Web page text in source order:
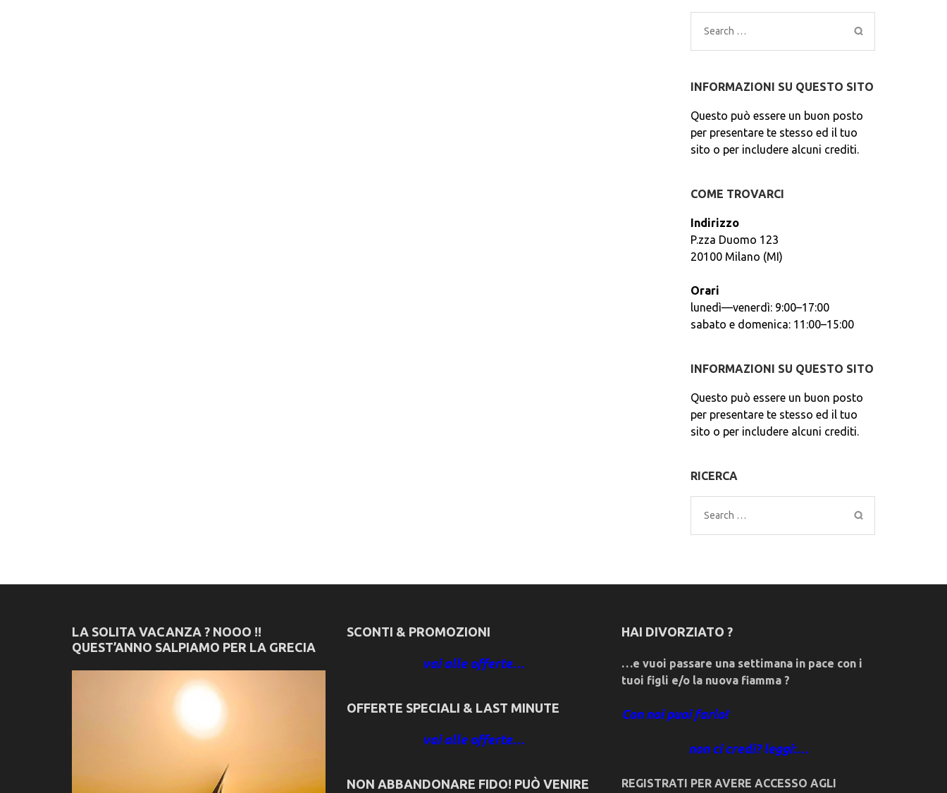
Search
for:
INFORMAZIONI SU QUESTO SITO
Questo può essere un buon posto
per presentare te stesso ed il tuo
sito o per includere alcuni crediti.
COME TROVARCI
Indirizzo
P.zza Duomo 123
20100 Milano (MI)
Orari
lunedì—venerdì: 9:00–17:00
sabato e domenica: 11:00–15:00
INFORMAZIONI SU QUESTO SITO
Questo può essere un buon posto
per presentare te stesso ed il tuo
sito o per includere alcuni crediti.
RICERCA
Search
for:
LA SOLITA VACANZA ? NOOO !!
QUEST’ANNO SALPIAMO PER LA GRECIA
SCONTI & PROMOZIONI
vai alle offerte…
OFFERTE SPECIALI & LAST MINUTE
vai alle offerte…
NON ABBANDONARE FIDO! PUÒ VENIRE
HAI DIVORZIATO ?
…e vuoi passare una settimana in pace con i
tuoi figli e/o la nuova fiamma ?
Con noi puoi farlo!
non ci credi? leggi:…
REGISTRATI PER AVERE ACCESSO AGLI